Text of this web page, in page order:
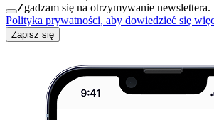
Zgadzam się na otrzymywanie newslettera.
Polityka prywatności, aby dowiedzieć się
Zapisz się